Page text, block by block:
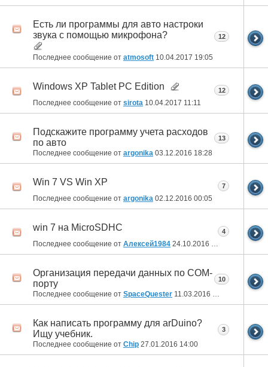
Есть ли программы для авто настроки
звука с помощью микрофона?
Последнее сообщение от atmosoft 10.04.2017 19:05
12
Windows XP Tablet PC Edition
Последнее сообщение от sirota 10.04.2017 11:11
12
Подскажите программу учета расходов
по авто
Последнее сообщение от argonika 03.12.2016 18:28
13
Win 7 VS Win XP
Последнее сообщение от argonika 02.12.2016 00:05
7
win 7 на MicroSDHC
Последнее сообщение от Алексей1984 24.10.2016 12:59
4
Организация передачи данных по COM-
порту
Последнее сообщение от SpaceQuester 11.03.2016 13:31
10
Как написать программу для arDuino?
Ищу учебник.
Последнее сообщение от Chip 27.01.2016 14:00
3